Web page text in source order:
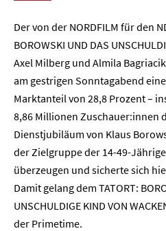
Der von der NORDFILM für den
BOROWSKI UND DAS
Axel Milberg und Almila
am gestrigen Sonntagabend
Marktanteil von 28,8 Prozent –
8,86 Millionen Zuschauer:innen
Dienstjubiläum von Klaus
der Zielgruppe der 14-49-
überzeugen und sicherte sich
Damit gelang dem TATORT:
UNSCHULDIGE KIND VON
der Primetime.